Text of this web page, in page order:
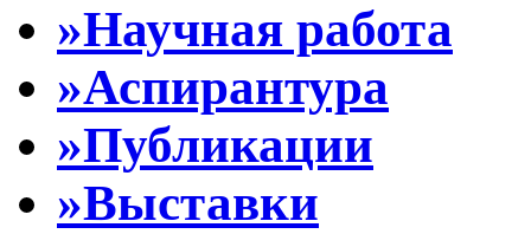
»Научная работа
»Аспирантура
»Публикации
»Выставки